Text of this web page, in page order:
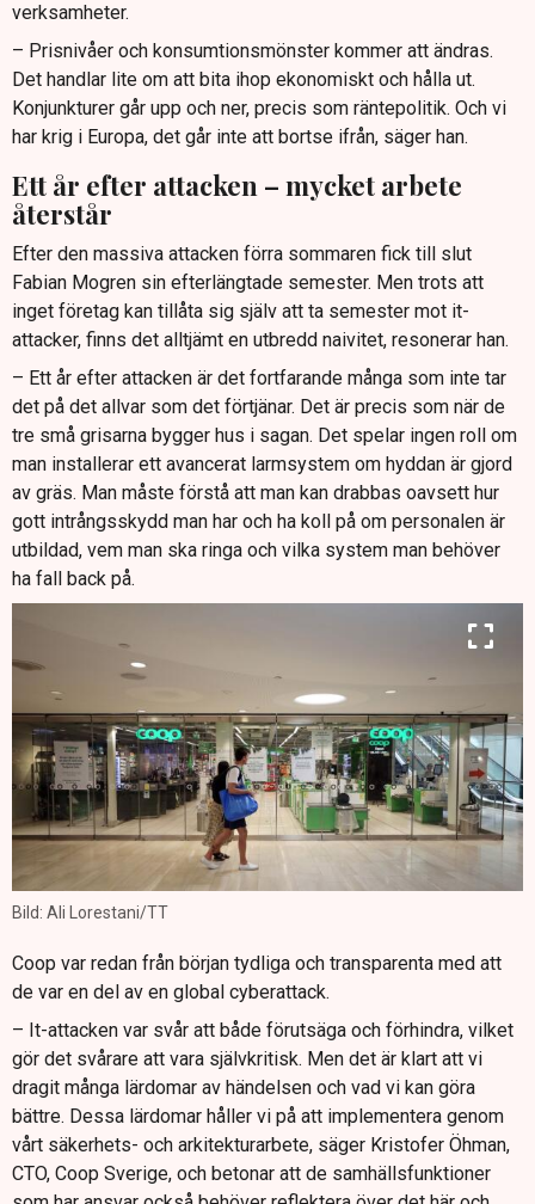
verksamheter.
– Prisnivåer och konsumtionsmönster kommer att ändras.
Det handlar lite om att bita ihop ekonomiskt och hålla ut.
Konjunkturer går upp och ner, precis som räntepolitik. Och vi
har krig i Europa, det går inte att bortse ifrån, säger han.
Ett år efter attacken – mycket arbete
återstår
Efter den massiva attacken förra sommaren fick till slut
Fabian Mogren sin efterlängtade semester. Men trots att
inget företag kan tillåta sig själv att ta semester mot it-
attacker, finns det alltjämt en utbredd naivitet, resonerar han.
– Ett år efter attacken är det fortfarande många som inte tar
det på det allvar som det förtjänar. Det är precis som när de
tre små grisarna bygger hus i sagan. Det spelar ingen roll om
man installerar ett avancerat larmsystem om hyddan är gjord
av gräs. Man måste förstå att man kan drabbas oavsett hur
gott intrångsskydd man har och ha koll på om personalen är
utbildad, vem man ska ringa och vilka system man behöver
ha fall back på.
Bild: Ali Lorestani/TT
Coop var redan från början tydliga och transparenta med att
de var en del av en global cyberattack.
– It-attacken var svår att både förutsäga och förhindra, vilket
gör det svårare att vara självkritisk. Men det är klart att vi
dragit många lärdomar av händelsen och vad vi kan göra
bättre. Dessa lärdomar håller vi på att implementera genom
vårt säkerhets- och arkitekturarbete, säger Kristofer Öhman,
CTO, Coop Sverige, och betonar att de samhällsfunktioner